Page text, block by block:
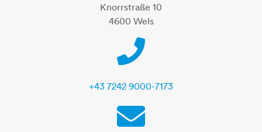
Knorrstraße 10
4600 Wels
Telephone
+43 7242 9000-7173
E-Mail